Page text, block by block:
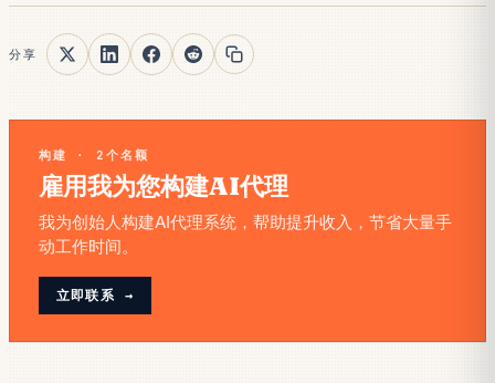
分享
构建 · 2个名额
雇用我为您构建AI代理
我为创始人构建AI代理系统，帮助提升收入，节省大量手
动工作时间。
立即联系 →